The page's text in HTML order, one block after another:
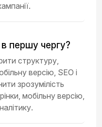
першу чергу?
структуру,
версію, SEO і
зрозумілість
мобільну версію,